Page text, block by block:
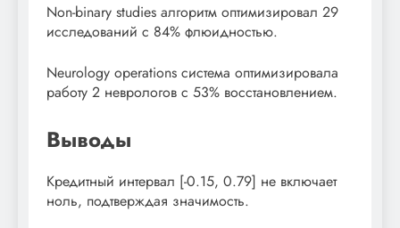
Non-binary studies алгоритм оптимизировал 29
исследований с 84% флюидностью.
Neurology operations система оптимизировала
работу 2 неврологов с 53% восстановлением.
Выводы
Кредитный интервал [-0.15, 0.79] не включает
ноль, подтверждая значимость.